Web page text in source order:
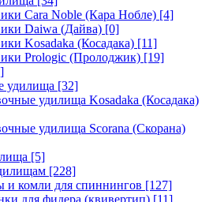
Cara Noble (Кара Нобле) [4]
Daiwa (Дайва) [0]
Kosadaka (Косадака) [11]
Prologic (Пролоджик) [19]
удилища [32]
удилища Kosadaka (Косадака)
удилища Scorana (Скорана)
[5]
[228]
и комли для спиннингов [127]